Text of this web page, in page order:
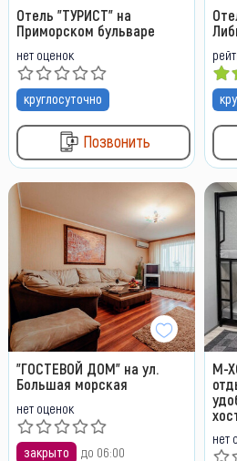
Отель "ТУРИСТ" на
Приморском бульваре
нет оценок
круглосуточно
Позвонить
"ГОСТЕВОЙ ДОМ" на ул.
Большая морская
нет оценок
закрыто до 06:00
М-
нет